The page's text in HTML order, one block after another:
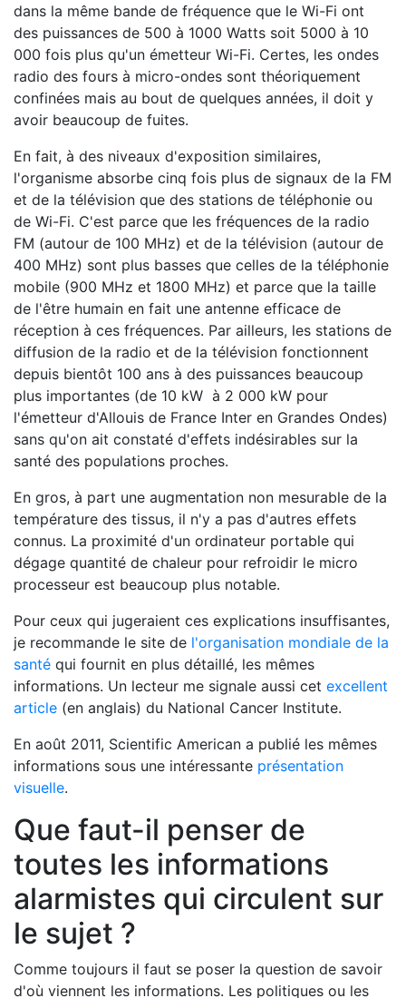
dans la même bande de fréquence que le Wi-Fi ont
des puissances de 500 à 1000 Watts soit 5000 à 10
000 fois plus qu'un émetteur Wi-Fi. Certes, les ondes
radio des fours à micro-ondes sont théoriquement
confinées mais au bout de quelques années, il doit y
avoir beaucoup de fuites.
En fait, à des niveaux d'exposition similaires,
l'organisme absorbe cinq fois plus de signaux de la FM
et de la télévision que des stations de téléphonie ou
de Wi-Fi. C'est parce que les fréquences de la radio
FM (autour de 100 MHz) et de la télévision (autour de
400 MHz) sont plus basses que celles de la téléphonie
mobile (900 MHz et 1800 MHz) et parce que la taille
de l'être humain en fait une antenne efficace de
réception à ces fréquences. Par ailleurs, les stations de
diffusion de la radio et de la télévision fonctionnent
depuis bientôt 100 ans à des puissances beaucoup
plus importantes (de 10 kW à 2 000 kW pour
l'émetteur d'Allouis de France Inter en Grandes Ondes)
sans qu'on ait constaté d'effets indésirables sur la
santé des populations proches.
En gros, à part une augmentation non mesurable de la
température des tissus, il n'y a pas d'autres effets
connus. La proximité d'un ordinateur portable qui
dégage quantité de chaleur pour refroidir le micro
processeur est beaucoup plus notable.
Pour ceux qui jugeraient ces explications insuffisantes,
je recommande le site de l'organisation mondiale de la
santé qui fournit en plus détaillé, les mêmes
informations. Un lecteur me signale aussi cet excellent
article (en anglais) du National Cancer Institute.
En août 2011, Scientific American a publié les mêmes
informations sous une intéressante présentation
visuelle.
Que faut-il penser de
toutes les informations
alarmistes qui circulent sur
le sujet ?
Comme toujours il faut se poser la question de savoir
d'où viennent les informations. Les politiques ou les